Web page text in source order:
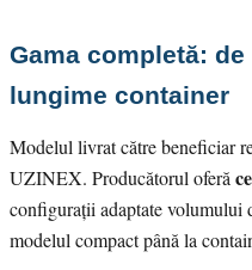
Gama completă:
lungime container
Modelul livrat către beneficiar
UZINEX. Producătorul oferă
configurații adaptate volumului
modelul compact până la